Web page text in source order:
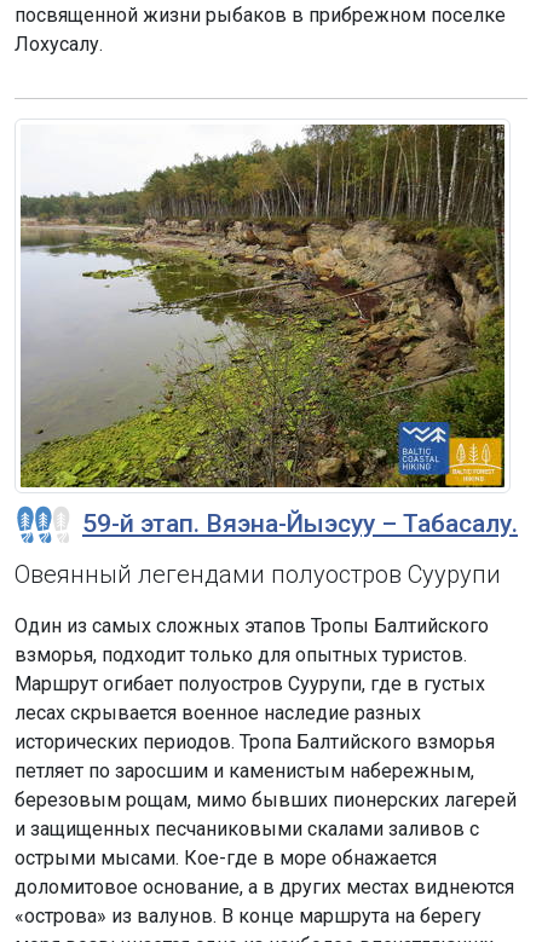
посвященной жизни рыбаков в прибрежном поселке
Лохусалу.
59-й этап. Вяэна-Йыэсуу – Табасалу.
Овеянный легендами полуостров Суурупи
Один из самых сложных этапов Тропы Балтийского
взморья, подходит только для опытных туристов.
Маршрут огибает полуостров Суурупи, где в густых
лесах скрывается военное наследие разных
исторических периодов. Тропа Балтийского взморья
петляет по заросшим и каменистым набережным,
березовым рощам, мимо бывших пионерских лагерей
и защищенных песчаниковыми скалами заливов с
острыми мысами. Кое-где в море обнажается
доломитовое основание, а в других местах виднеются
«острова» из валунов. В конце маршрута на берегу